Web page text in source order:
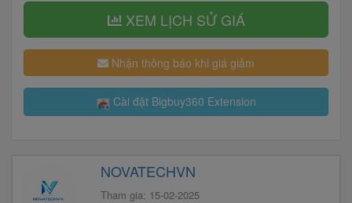
XEM LỊCH SỬ GIÁ
Nhận thông báo khi giá giảm
Cài đặt Bigbuy360 Extension
NOVATECHVN
Tham gia: 15-02-2025